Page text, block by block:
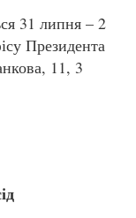
31 липня – 2
Президента
11, 3